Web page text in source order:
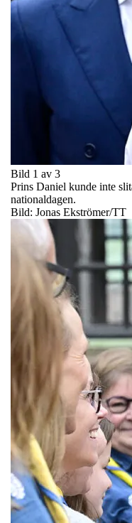
Bild 1 av 3
Prins Daniel kunde inte
nationaldagen.
Bild: Jonas Ekströmer/TT